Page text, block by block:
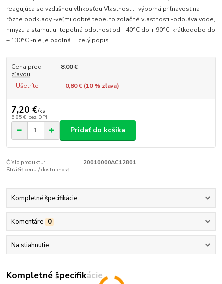
reagujúca so vzdušnou vlhkosťou Vlastnosti: -výborná priľnavosť na
rôzne podklady -veľmi dobré tepelnoizolačné vlastnosti -odoláva vode,
hmyzu a starnutiu -tepelná odolnosť od - 40°C do + 90°C, krátkodobo do
+ 130°C -nie je odolná ... celý popis
Cena pred
zľavou
8,00 €
Ušetríte 0,80 € (10% zľava)
7,20 €/ks
5,85 € bez DPH
Pridať do košíka
Číslo produktu:
20010000AC12801
Strážiť cenu / dostupnosť
Kompletné špecifikácie
Komentáre 0
Na stiahnutie
Kompletné špecifikácie